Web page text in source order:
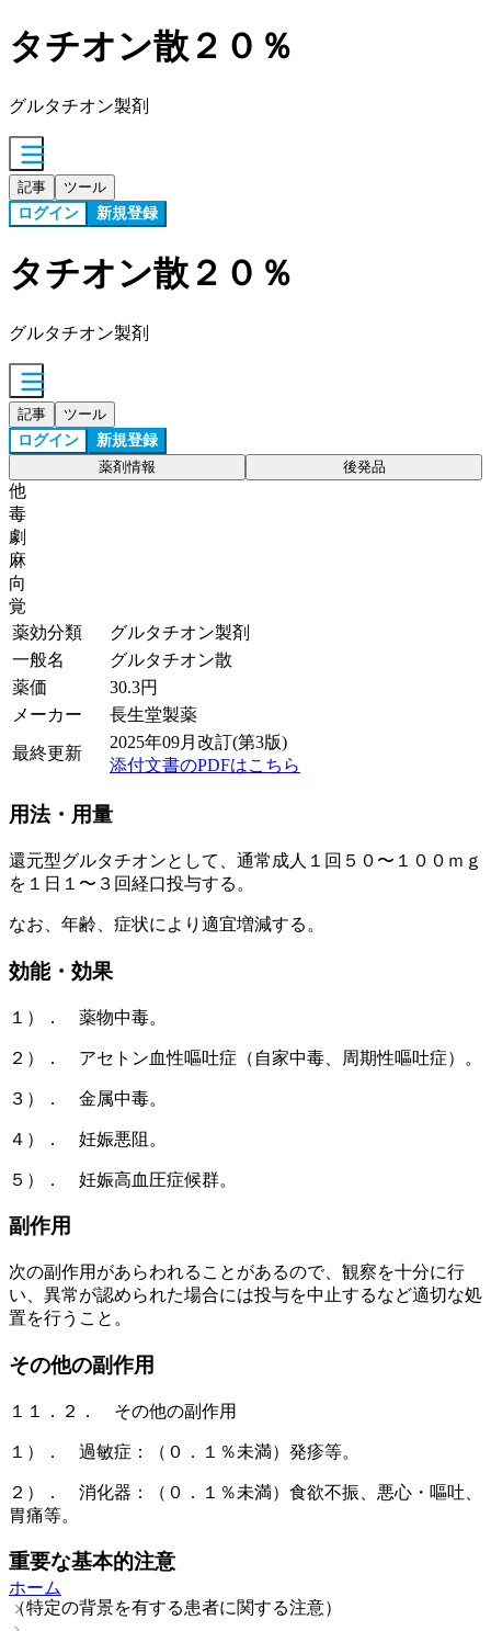
タチオン散２０％
グルタチオン製剤
記事 ツール
ログイン 新規登録
タチオン散２０％
グルタチオン製剤
記事 ツール
ログイン 新規登録
薬剤情報 後発品
他
毒
劇
麻
向
覚
薬効分類
グルタチオン製剤
一般名
グルタチオン散
薬価
30.3円
メーカー
長生堂製薬
最終更新
2025年09月改訂(第3版)
添付文書のPDFはこちら
用法・用量
還元型グルタチオンとして、通常成人１回５０〜１００ｍｇ
を１日１〜３回経口投与する。
なお、年齢、症状により適宜増減する。
効能・効果
１）． 薬物中毒。
２）． アセトン血性嘔吐症（自家中毒、周期性嘔吐症）。
３）． 金属中毒。
４）． 妊娠悪阻。
５）． 妊娠高血圧症候群。
副作用
次の副作用があらわれることがあるので、観察を十分に行
い、異常が認められた場合には投与を中止するなど適切な処
置を行うこと。
その他の副作用
１１．２． その他の副作用
１）． 過敏症：（０．１％未満）発疹等。
２）． 消化器：（０．１％未満）食欲不振、悪心・嘔吐、
胃痛等。
重要な基本的注意
（特定の背景を有する患者に関する注意）
ホーム